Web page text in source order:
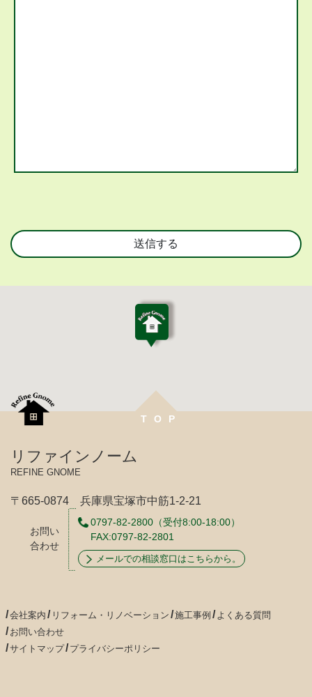
TOP
リファインノーム
REFINE GNOME
〒665-0874 兵庫県宝塚市中筋1-2-21
お問い
合わせ
0797-82-2800 （受付8:00-18:00）
FAX:0797-82-2801
メールでの相談窓口はこちらから。
会社案内 リフォーム・リノベーション 施工事例
よくある質問
お問い合わせ
サイトマップ プライバシーポリシー